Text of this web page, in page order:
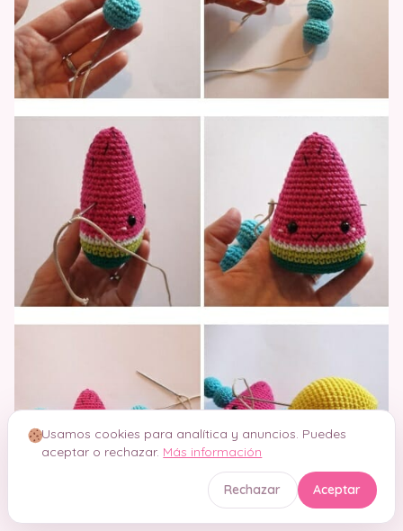
Usamos cookies para analítica y anuncios. Puedes
aceptar o rechazar. Más información
Rechazar Aceptar